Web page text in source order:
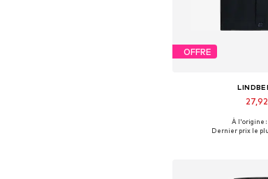
OFFRE
Tailles disponibles:
À l'origine :
Dernier prix le